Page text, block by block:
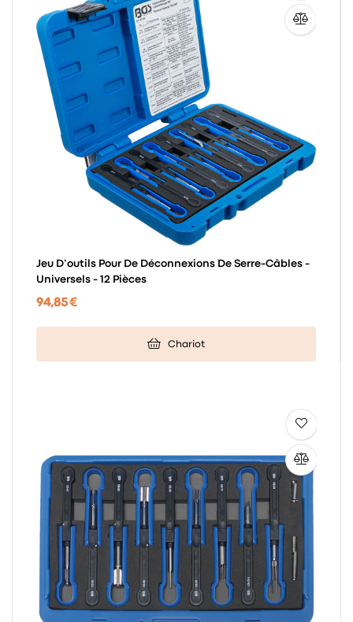
Jeu D’outils Pour De Déconnexions De Serre-Câbles -
Universels - 12 Pièces
94,85 €
Chariot